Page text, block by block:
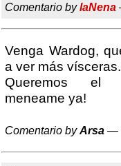
Comentario bylaNena
Venga Wardog,
a ver más vísceras.
Queremos el
meneame ya!
Comentario byArsa —